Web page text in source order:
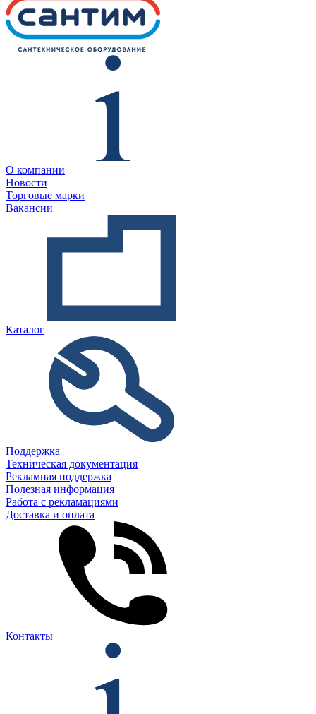
О компании
Новости
Торговые марки
Вакансии
Каталог
Поддержка
Техническая документация
Рекламная поддержка
Полезная информация
Работа с рекламациями
Доставка и оплата
Контакты